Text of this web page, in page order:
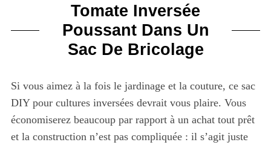
Tomate Inversée
Poussant Dans Un
Sac De Bricolage
Si vous aimez à la fois le jardinage et la couture, ce sac
DIY pour cultures inversées devrait vous plaire. Vous
économiserez beaucoup par rapport à un achat tout prêt
et la construction n’est pas compliquée : il s’agit juste